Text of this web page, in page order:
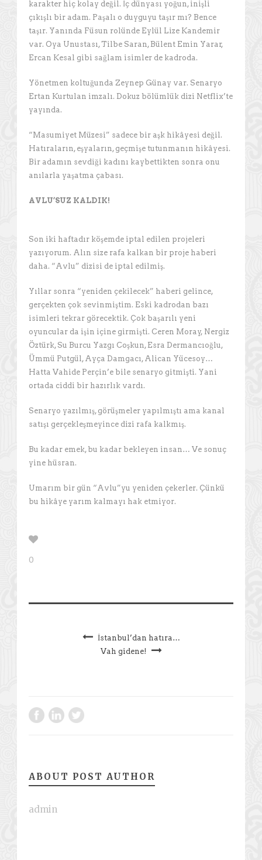
karakter hiç kolay değil. İç dünyası yoğun, inişli
çıkışlı bir adam. Paşalı o duyguyu taşır mı? Bence
taşır. Yanında Füsun rolünde Eylül Lize Kandemir
var. Oya Unustası, Tilbe Saran, Bülent Emin Yarar,
Ercan Kesal gibi sağlam isimler de kadroda.
Yönetmen koltuğunda Zeynep Günay var. Senaryo
Ertan Kurtulan imzalı. Dokuz bölümlük dizi Netflix’te
yayında.
“Masumiyet Müzesi” sadece bir aşk hikâyesi değil.
Hatıraların, eşyaların, geçmişe tutunmanın hikâyesi.
Bir adamın sevdiği kadını kaybettikten sonra onu
anılarla yaşatma çabası.
AVLU’SUZ KALDIK!
Son iki haftadır köşemde iptal edilen projeleri
yazıyorum. Alın size rafa kalkan bir proje haberi
daha. “Avlu” dizisi de iptal edilmiş.
Yıllar sonra “yeniden çekilecek” haberi gelince,
gerçekten çok sevinmiştim. Eski kadrodan bazı
isimleri tekrar görecektik. Çok başarılı yeni
oyuncular da işin içine girmişti. Ceren Moray, Nergiz
Öztürk, Su Burcu Yazgı Coşkun, Esra Dermancıoğlu,
Ümmü Putgül, Ayça Damgacı, Alican Yücesoy…
Hatta Vahide Perçin’e bile senaryo gitmişti. Yani
ortada ciddi bir hazırlık vardı.
Senaryo yazılmış, görüşmeler yapılmıştı ama kanal
satışı gerçekleşmeyince dizi rafa kalkmış.
Bu kadar emek, bu kadar bekleyen insan… Ve sonuç
yine hüsran.
Umarım bir gün “Avlu”yu yeniden çekerler. Çünkü
bu hikâye yarım kalmayı hak etmiyor.
0
İstanbul’dan hatıra…
Vah gidene!
ABOUT POST AUTHOR
admin